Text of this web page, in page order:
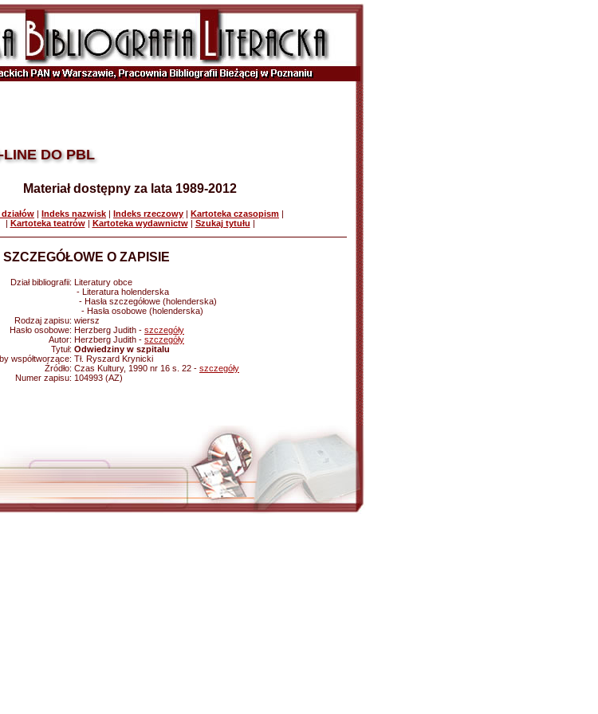
LINE DO PBL
Materiał dostępny za lata 1989-2012
| Indeks nazwisk | Indeks rzeczowy | Kartoteka czasopism |
| Kartoteka teatrów| Kartoteka wydawnictw| Szukaj tytułu |
SZCZEGÓŁOWE O ZAPISIE
Dział bibliografii: Literatury obce
- Literatura holenderska
- Hasła szczegółowe (holenderska)
- Hasła osobowe (holenderska)
Rodzaj zapisu: wiersz
Hasło osobowe: Herzberg Judith - szczegóły
Autor: Herzberg Judith - szczegóły
Tytuł: Odwiedziny w szpitalu
współtworzące: Tł. Ryszard Krynicki
Źródło: Czas Kultury, 1990 nr 16 s. 22 - szczegóły
Numer zapisu: 104993 (AZ)